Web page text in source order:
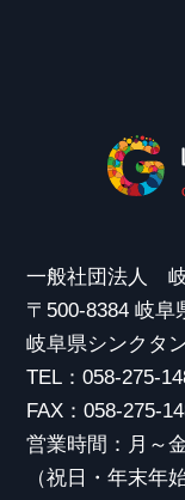
一般社団法人
〒500-8384 岐阜
岐阜県シンクタ
TEL：058-275-
FAX：058-275-
営業時間：月～
（祝日・年末年